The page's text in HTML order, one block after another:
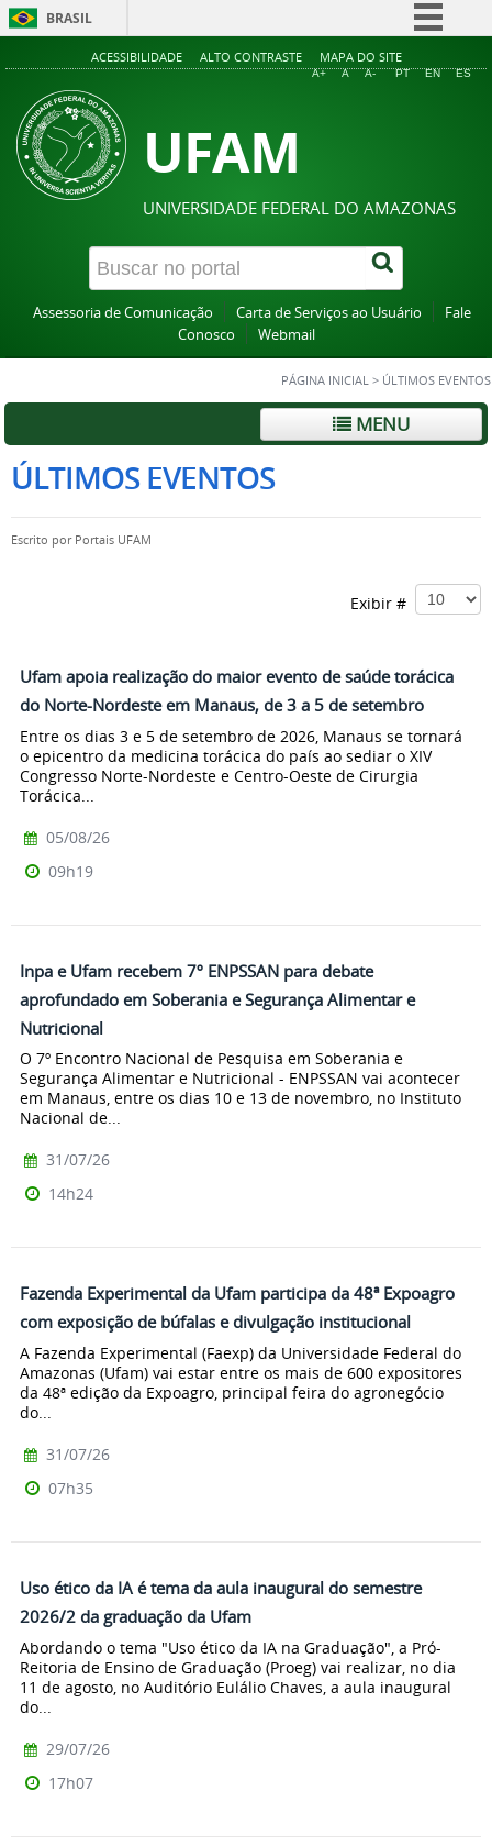
BRASIL
Simplifique!
Acesso à informação
ACESSIBILIDADE ALTO CONTRASTE MAPA DO SITE
A+ A A- PT EN ES
UFAM
UNIVERSIDADE FEDERAL DO AMAZONAS
Assessoria de Comunicação Carta de Serviços ao Usuário
Fale
Conosco
Webmail
PÁGINA INICIAL > ÚLTIMOS EVENTOS
MENU
ÚLTIMOS EVENTOS
Escrito por Portais UFAM
Exibir #
Ufam apoia realização do maior evento de saúde torácica
do Norte-Nordeste em Manaus, de 3 a 5 de setembro
Entre os dias 3 e 5 de setembro de 2026, Manaus se tornará
o epicentro da medicina torácica do país ao sediar o XIV
Congresso Norte-Nordeste e Centro-Oeste de Cirurgia
Torácica...
05/08/26
09h19
Inpa e Ufam recebem 7º ENPSSAN para debate
aprofundado em Soberania e Segurança Alimentar e
Nutricional
O 7º Encontro Nacional de Pesquisa em Soberania e
Segurança Alimentar e Nutricional - ENPSSAN vai acontecer
em Manaus, entre os dias 10 e 13 de novembro, no Instituto
Nacional de...
31/07/26
14h24
Fazenda Experimental da Ufam participa da 48ª Expoagro
com exposição de búfalas e divulgação institucional
A Fazenda Experimental (Faexp) da Universidade Federal do
Amazonas (Ufam) vai estar entre os mais de 600 expositores
da 48ª edição da Expoagro, principal feira do agronegócio
do...
31/07/26
07h35
Uso ético da IA é tema da aula inaugural do semestre
2026/2 da graduação da Ufam
Abordando o tema "Uso ético da IA na Graduação", a Pró-
Reitoria de Ensino de Graduação (Proeg) vai realizar, no dia
11 de agosto, no Auditório Eulálio Chaves, a aula inaugural
do...
29/07/26
17h07